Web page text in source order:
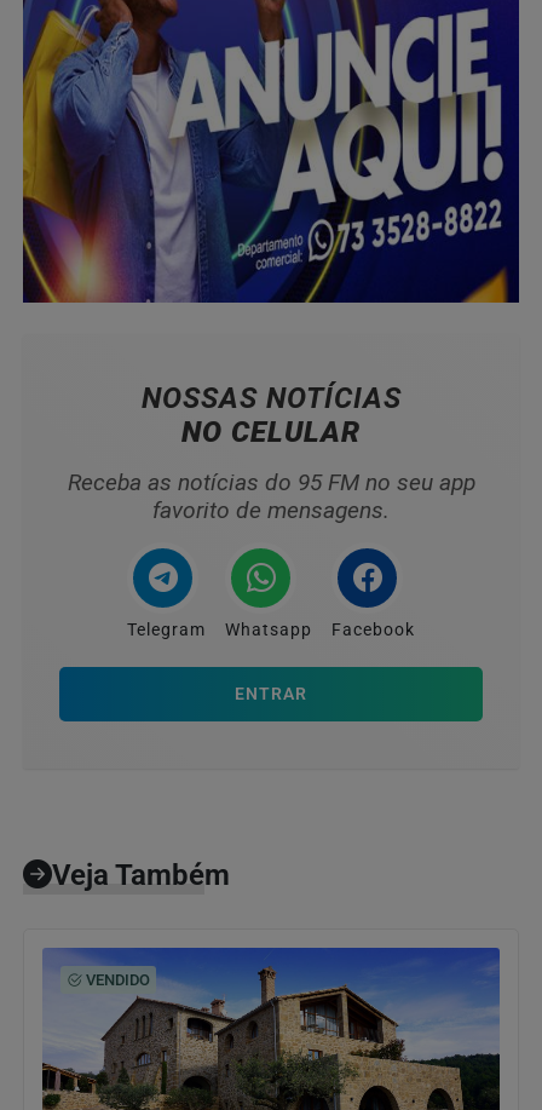
NOSSAS NOTÍCIAS
NO CELULAR
Receba as notícias do 95 FM no seu app
favorito de mensagens.
Telegram Whatsapp Facebook
ENTRAR
Veja Também
VENDIDO